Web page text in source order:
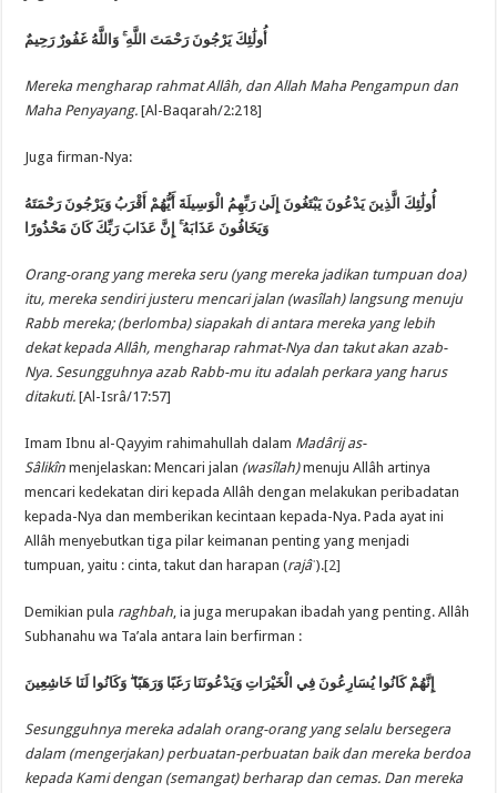
أُولَٰئِكَ يَرْجُونَ رَحْمَتَ اللَّهِۚوَاللَّهُ غَفُورٌ رَحِيمٌ
Mereka mengharap rahmat Allâh, dan Allah Maha Pengampun dan
Maha Penyayang. [Al-Baqarah/2:218]
Juga firman-Nya:
أُولَٰئِكَ الَّذِينَ يَدْعُونَ يَبْتَغُونَ إِلَىٰ رَبِّهِمُ الْوَسِيلَةَ أَيُّهُمْ أَقْرَبُ وَيَرْجُونَ رَحْمَتَهُ
وَيَخَافُونَ عَذَابَهُۚإِنَّ عَذَابَ رَبِّكَ كَانَ مَحْذُورًا
Orang-orang yang mereka seru (yang mereka jadikan tumpuan doa)
itu, mereka sendiri justeru mencari jalan (wasîlah) langsung menuju
Rabb mereka; (berlomba) siapakah di antara mereka yang lebih
dekat kepada Allâh, mengharap rahmat-Nya dan takut akan azab-
Nya.Sesungguhnya azab Rabb-mu itu adalah perkara yang harus
ditakuti. [Al-Isrâ/17:57]
Imam Ibnu al-Qayyim rahimahullah dalam Madârij as-
Sâlikîn menjelaskan: Mencari jalan (wasîlah)menuju Allâh artinya
mencari kedekatan diri kepada Allâh dengan melakukan peribadatan
kepada-Nya dan memberikan kecintaan kepada-Nya. Pada ayat ini
Allâh menyebutkan tiga pilar keimanan penting yang menjadi
tumpuan, yaitu : cinta, takut dan harapan (rajâˈ).[2]
Demikian pula raghbah, ia juga merupakan ibadah yang penting. Allâh
Subhanahu wa Ta’ala antara lain berfirman :
إِنَّهُمْ كَانُوا يُسَارِعُونَ فِي الْخَيْرَاتِ وَيَدْعُونَنَا رَغَبًا وَرَهَبًاۖ وَكَانُوا لَنَا خَاشِعِينَ
Sesungguhnya mereka adalah orang-orang yang selalu bersegera
dalam (mengerjakan) perbuatan-perbuatan baik dan mereka berdoa
kepada Kami dengan (semangat) berharap dan cemas. Dan mereka